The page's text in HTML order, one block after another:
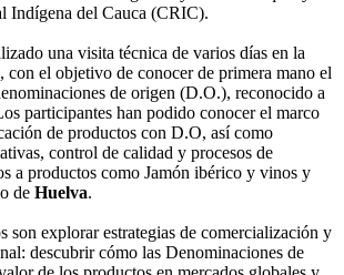
Indígena del Cauca (CRIC).
una visita técnica de varios días en la
, con el objetivo de conocer de primera mano el
de origen (D.O.), reconocido a
participantes han podido conocer el marco
de productos con D.O, así como
control de calidad y procesos de
a productos como Jamón ibérico y vinos y
de Huelva.
son explorar estrategias de comercialización y
descubrir cómo las Denominaciones de